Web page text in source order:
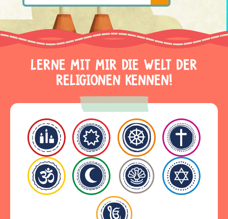
LERNE MIT MIR DIE WELT DER
RELIGIONEN KENNEN!